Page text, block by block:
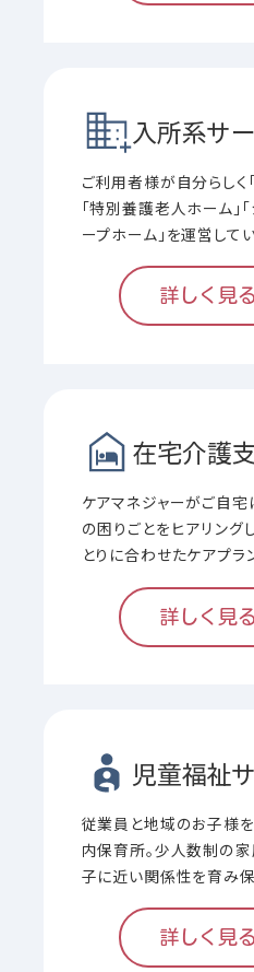
入所系サ
ご利用者様が自分らしく
「特別養護老人ホーム」
ープホーム」を運営してい
詳しく見る
在宅介護
ケアマネジャーがご自宅
の困りごとをヒアリング
とりに合わせたケアプラ
詳しく見る
児童福祉
従業員と地域のお子様
内保育所。少人数制の
子に近い関係性を育み保
詳しく見る